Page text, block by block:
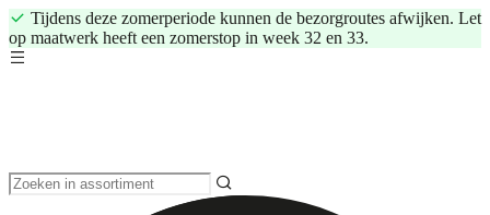
Tijdens deze zomerperiode kunnen de bezorgroutes afwijken. Let
op maatwerk heeft een zomerstop in week 32 en 33.